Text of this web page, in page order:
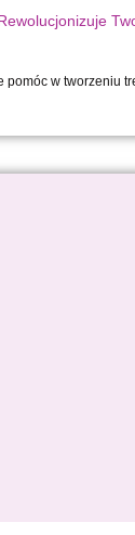
pomóc w tworzeniu